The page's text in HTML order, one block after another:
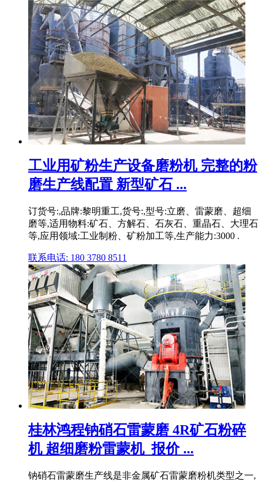
工业用矿粉生产设备磨粉机 完整的粉
磨生产线配置 新型矿石 ...
订货号:,品牌:黎明重工,货号:,型号:立磨、雷蒙磨、超细
磨等,适用物料:矿石、方解石、石灰石、重晶石、大理石
等,应用领域:工业制粉、矿粉加工等,生产能力:3000 .
联系电话: 180 3780 8511
桂林鸿程钠硝石雷蒙磨 4R矿石粉碎
机 超细磨粉雷蒙机_报价 ...
钠硝石雷蒙磨生产线是非金属矿石雷蒙磨粉机类型之一,